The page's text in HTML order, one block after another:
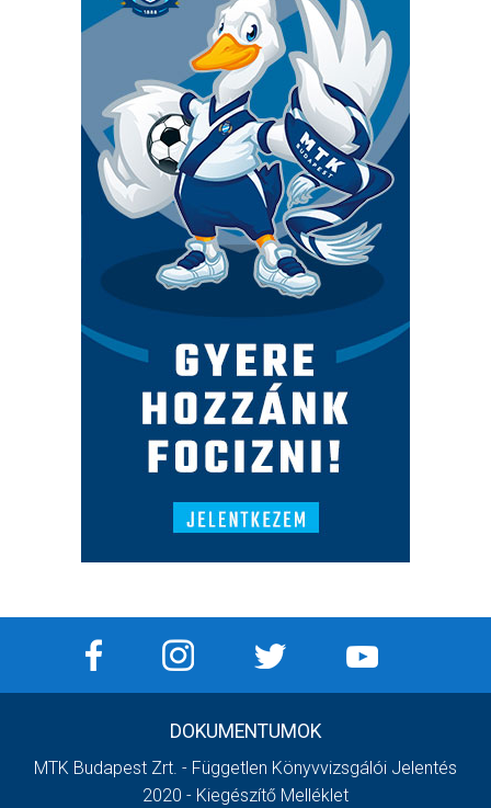
DOKUMENTUMOK
MTK Budapest Zrt. - Független Könyvvizsgálói Jelentés
2020 - Kiegészítő Melléklet